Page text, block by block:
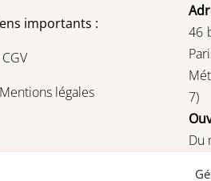
importants :
CGV
légales
46
7)
Du